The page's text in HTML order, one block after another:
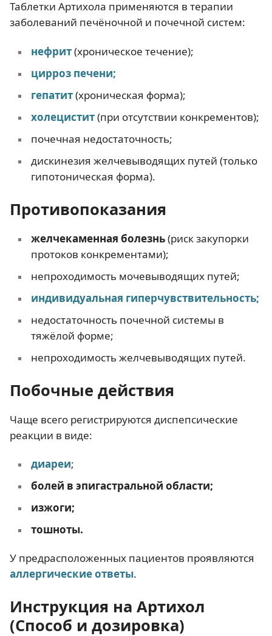
Таблетки Артихола применяются в терапии
заболеваний печёночной и почечной систем:
нефрит(хроническое течение);
цирроз печени;
гепатит(хроническая форма);
холецистит(при отсутствии конкрементов);
почечная недостаточность;
дискинезия желчевыводящих путей (только
гипотоническая форма).
Противопоказания
желчекаменная болезнь(риск закупорки
протоков конкрементами);
непроходимость мочевыводящих путей;
индивидуальная гиперчувствительность;
недостаточность почечной системы в
тяжёлой форме;
непроходимость желчевыводящих путей.
Побочные действия
Чаще всего регистрируются диспепсические
реакции в виде:
диареи;
болей в эпигастральной области;
изжоги;
тошноты.
У предрасположенных пациентов проявляются
аллергические ответы.
Инструкция на Артихол
(Способ и дозировка)